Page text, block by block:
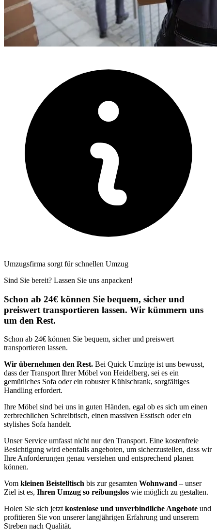
Umzugsfirma sorgt für schnellen Umzug
Sind Sie bereit? Lassen Sie uns anpacken!
Schon ab 24€ können Sie bequem, sicher und
preiswert transportieren lassen. Wir kümmern uns
um den Rest.
Schon ab 24€ können Sie bequem, sicher und preiswert
transportieren lassen.
Wir übernehmen den Rest. Bei Quick Umzüge ist uns bewusst,
dass der Transport Ihrer Möbel von Heidelberg, sei es ein
gemütliches Sofa oder ein robuster Kühlschrank, sorgfältiges
Handling erfordert.
Ihre Möbel sind bei uns in guten Händen, egal ob es sich um einen
zerbrechlichen Schreibtisch, einen massiven Esstisch oder ein
stylishes Sofa handelt.
Unser Service umfasst nicht nur den Transport. Eine kostenfreie
Besichtigung wird ebenfalls angeboten, um sicherzustellen, dass wir
Ihre Anforderungen genau verstehen und entsprechend planen
können.
Vom kleinen Beistelltisch bis zur gesamten Wohnwand – unser
Ziel ist es, Ihren Umzug so reibungslos wie möglich zu gestalten.
Holen Sie sich jetzt kostenlose und unverbindliche Angebote und
profitieren Sie von unserer langjährigen Erfahrung und unserem
Streben nach Qualität.